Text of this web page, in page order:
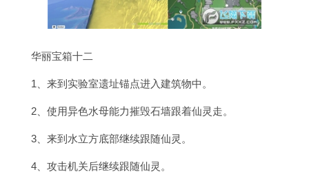
华丽宝箱十二
1、来到实验室遗址锚点进入建筑物中。
2、使用异色水母能力摧毁石墙跟着仙灵走。
3、来到水立方底部继续跟随仙灵。
4、攻击机关后继续跟随仙灵。